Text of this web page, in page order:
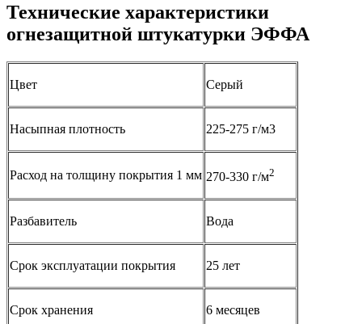
Технические характеристики
огнезащитной штукатурки ЭФФА
Цвет Серый
Насыпная плотность 225-275 г/м3
Расход на толщину покрытия 1 мм 270-330 г/м2
Разбавитель Вода
Срок эксплуатации покрытия 25 лет
Срок хранения 6 месяцев